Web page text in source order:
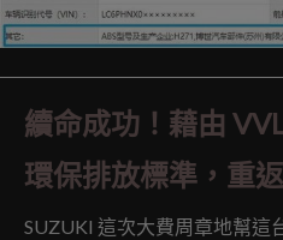
續命成功！藉由
環保排放標準，重
SUZUKI 這次大費周章地幫這